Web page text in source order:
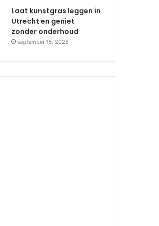
Laat kunstgras leggen in
Utrecht en geniet
zonder onderhoud
september 15, 2025